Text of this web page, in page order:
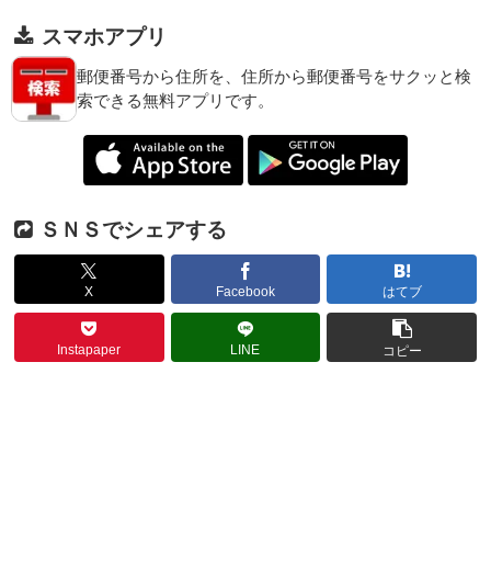
スマホアプリ
郵便番号から住所を、住所から郵便番号をサクッと検
索できる無料アプリです。
ＳＮＳでシェアする
X Facebook はてブ
Instapaper LINE コピー